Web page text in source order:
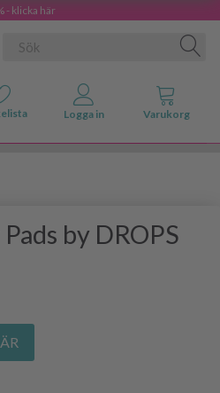
- klicka här
by DROPS